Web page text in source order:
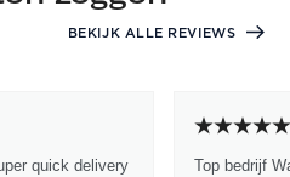
BEKIJK ALLE REVIEWS
quick delivery
Top bedrijf